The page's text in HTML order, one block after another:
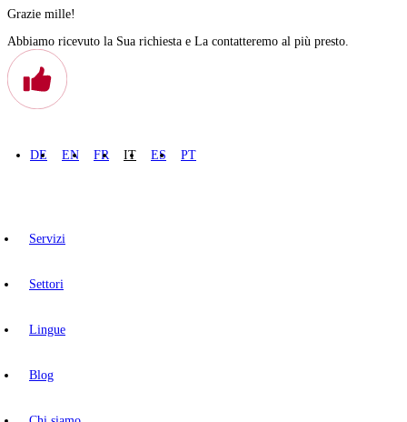
Grazie mille!
Abbiamo ricevuto la Sua richiesta e La contatteremo al più presto.
DE EN FR IT ES PT
Servizi
Settori
Lingue
Blog